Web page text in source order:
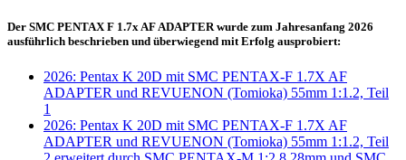
Der SMC PENTAX F 1.7x AF ADAPTER wurde zum Jahresanfang 2026
ausführlich beschrieben und überwiegend mit Erfolg ausprobiert:
2026: Pentax K 20D mit SMC PENTAX-F 1.7X AF
ADAPTER und REVUENON (Tomioka) 55mm 1:1.2, Teil
1
2026: Pentax K 20D mit SMC PENTAX-F 1.7X AF
ADAPTER und REVUENON (Tomioka) 55mm 1:1.2, Teil